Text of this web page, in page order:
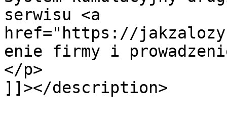
serwisu <a
href="https://
enie firmy i
</p>
]]></description>